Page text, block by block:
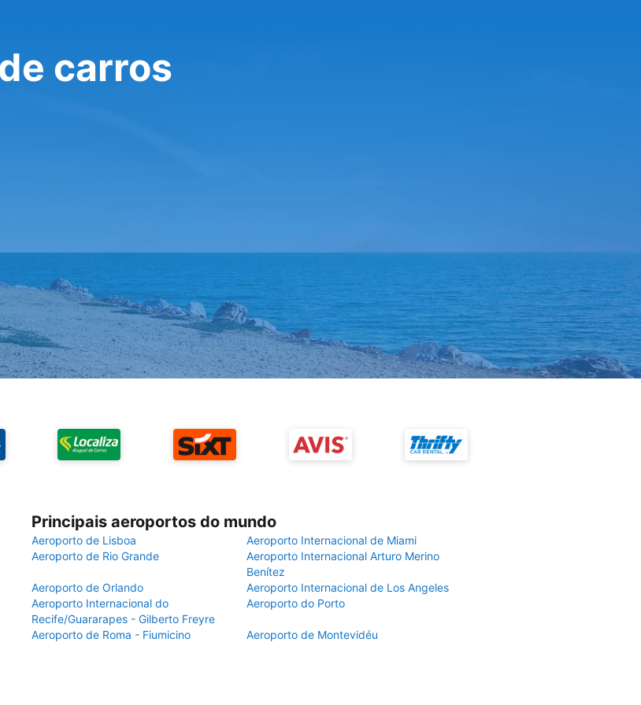
carros
Principais aeroportos do mundo
Aeroporto de Lisboa
Aeroporto Internacional de Miami
Aeroporto de Rio Grande
Aeroporto Internacional Arturo Merino
Benítez
Aeroporto de Orlando
Aeroporto Internacional de Los Angeles
Aeroporto Internacional do
Recife/Guararapes - Gilberto Freyre
Aeroporto do Porto
Aeroporto de Roma - Fiumicino Aeroporto de Montevidéu